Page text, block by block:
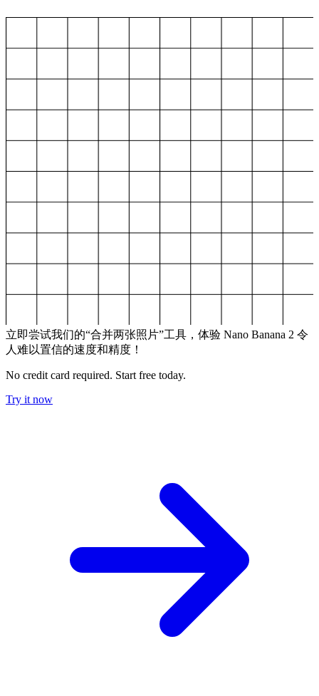
立即尝试我们的“合并两张照片”工具，体验 Nano Banana 2 令
人难以置信的速度和精度！
No credit card required. Start free today.
Try it now